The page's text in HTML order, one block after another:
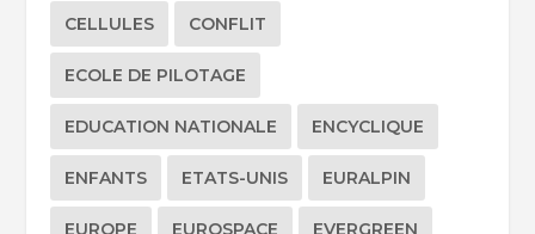
CELLULES CONFLIT
ECOLE DE PILOTAGE
EDUCATION NATIONALE ENCYCLIQUE
ENFANTS ETATS-UNIS EURALPIN
EUROPE EUROSPACE EVERGREEN